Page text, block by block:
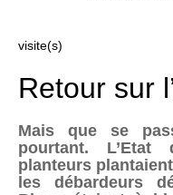
visite(s)
Retour sur
Mais que se
pourtant. L’Etat
planteurs
les débardeurs